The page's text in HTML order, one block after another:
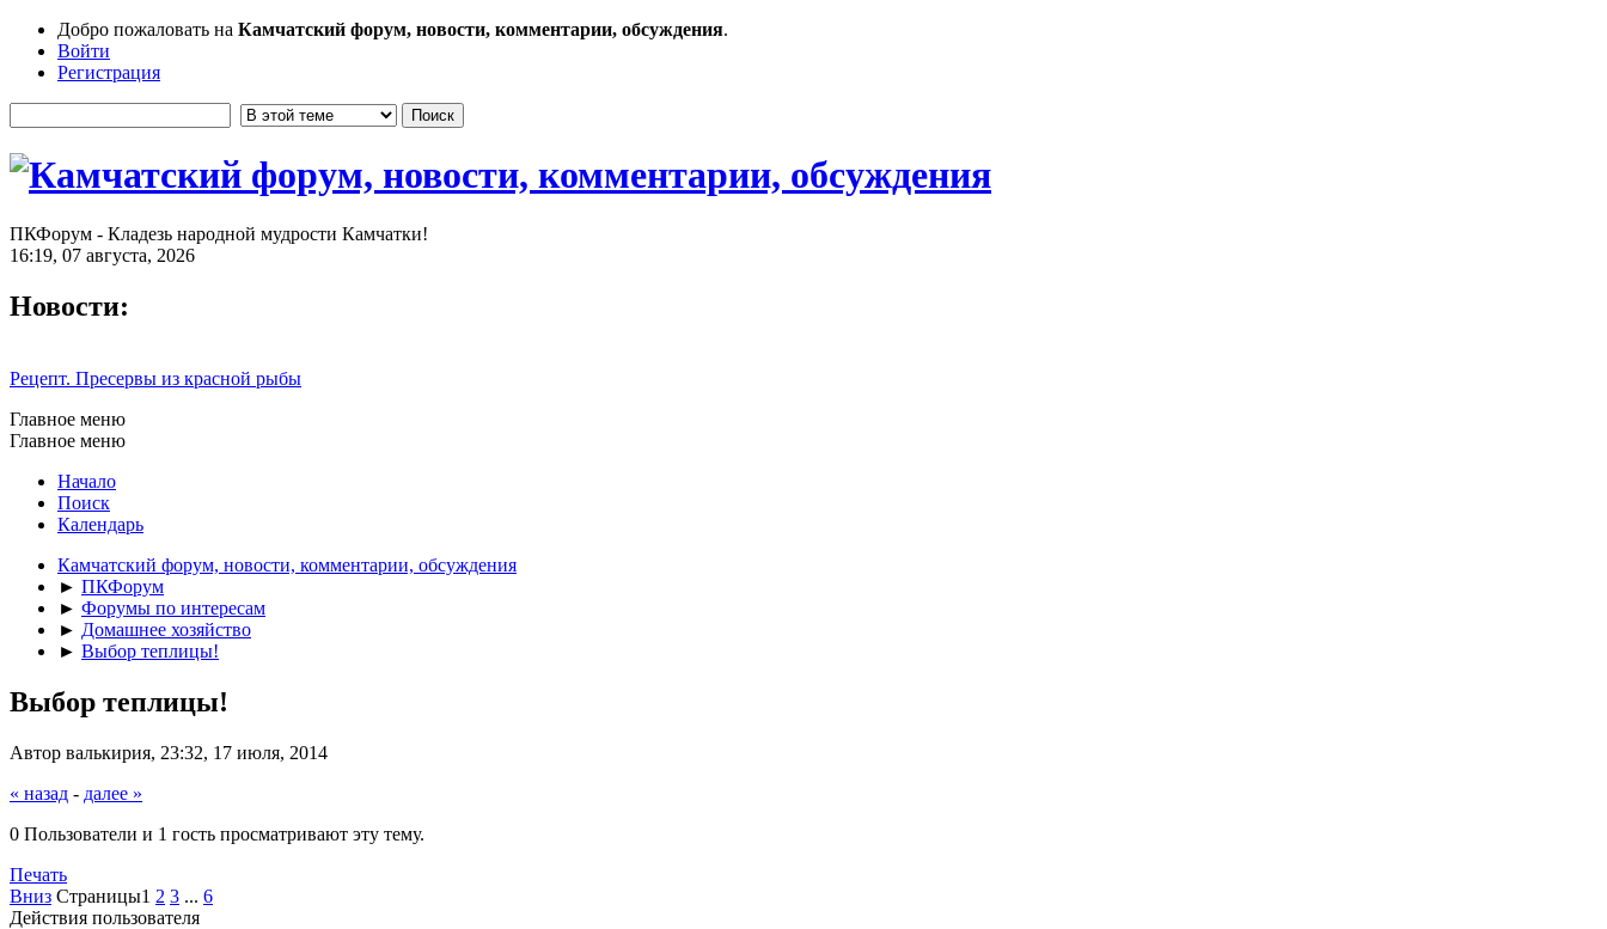
Добро пожаловать на Камчатский форум, новости, комментарии, обсуждения.
Войти
Регистрация
ПКФорум - Кладезь народной мудрости Камчатки!
16:19, 07 августа, 2026
Новости:
Рецепт. Пресервы из красной рыбы
Главное меню
Главное меню
Начало
Поиск
Календарь
Камчатский форум, новости, комментарии, обсуждения
► ПКФорум
► Форумы по интересам
► Домашнее хозяйство
► Выбор теплицы!
Выбор теплицы!
Автор валькирия, 23:32, 17 июля, 2014
« назад - далее »
0 Пользователи и 1 гость просматривают эту тему.
Печать
Вниз Страницы1 2 3 ... 6
Действия пользователя